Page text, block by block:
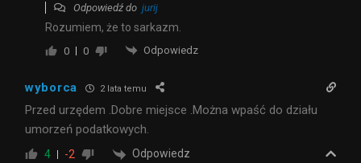
Odpowiedź do jurij
Rozumiem, że to sarkazm.
0 0 Odpowiedz
wyborca 2 lata temu
Przed urzędem .Dobre miejsce .Można wpaść do działu
umorzeń podatkowych.
4 -2 Odpowiedz